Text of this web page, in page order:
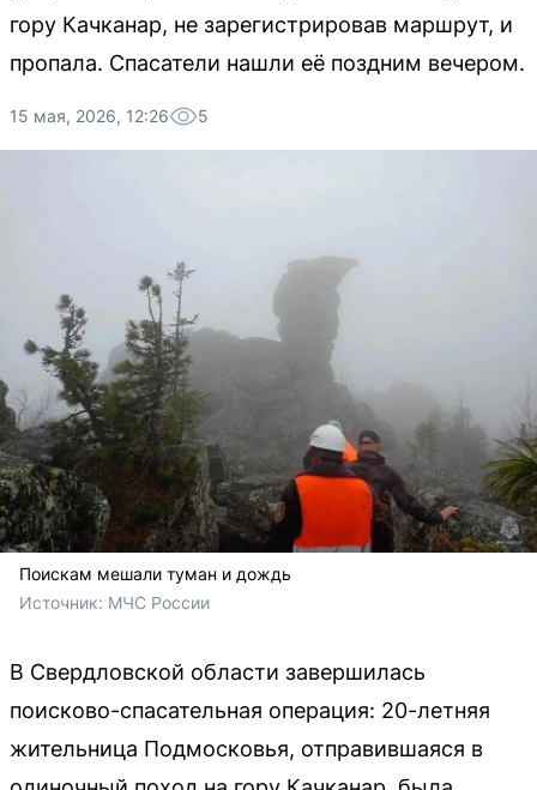
гору Качканар, не зарегистрировав маршрут, и
пропала. Спасатели нашли её поздним вечером.
15 мая, 2026, 12:26 5
Поискам мешали туман и дождь
Источник: МЧС России
В Свердловской области завершилась
поисково-спасательная операция: 20-летняя
жительница Подмосковья, отправившаяся в